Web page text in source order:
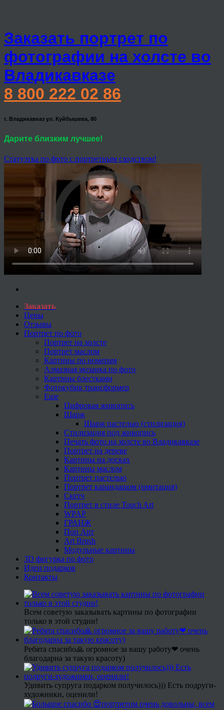
Заказать портрет по
фотографии на холсте во
Владикавказе
8 800 222 02 86
г. Владикавказ ул. Куйбышева, 80
Дарите близким лучшее!
Статуэтка по фото с портретным сходством!
Заказать
Цены
Отзывы
Портрет по фото
Портрет на холсте
Портрет маслом
Картины по номерам
Алмазная мозаика по фото
Картины блестками
Фотокубик трансформер
Еще
Цифровая живопись
Шарж
Шарж пастелью (стилизация)
Стилизация под живопись
Печать фото на холсте во Владикавказе
Портрет на дереве
Картины на досках
Картины маслом
Портрет пастелью
Портрет карандашом (имитация)
Скетч
Портрет в стиле Touch Art
WPAP
ГРАНЖ
Поп Арт
Art Brush
Модульные картины
3D фигурка по фото
Идеи подарков
Контакты
Всем советую заказывать картины по фотографии
только в этой студии!
Ребята спасибо🙏 огромное за вашу работу❤ очень
благодарна за такую красоту)
Удивить супруга подарком получилось))) Есть подруги-
художники, оценили!